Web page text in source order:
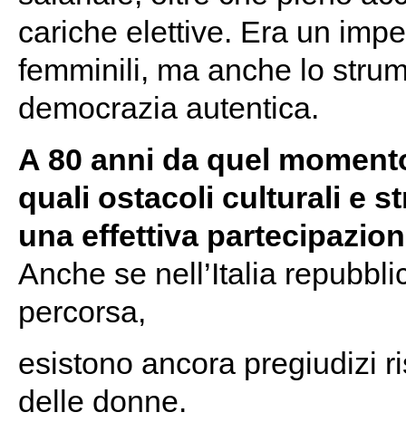
cariche elettive. Era un
femminili, ma anche lo
democrazia autentica.
A 80 anni da quel
quali ostacoli culturali e
una effettiva
Anche se nell’Italia
percorsa,
esistono ancora pregiudizi
delle donne.